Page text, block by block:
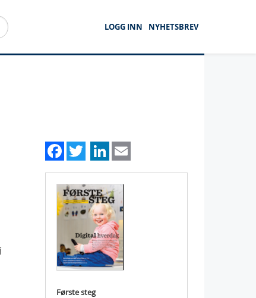
LOGG INN
NYHETSBREV
Facebook
TwitterLinkedIn
Første steg